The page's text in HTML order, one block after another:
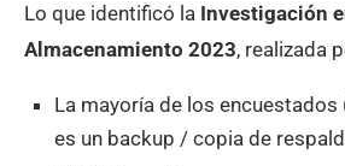
Lo que identificó la Investigación
Almacenamiento 2023, realizada
La mayoría de los encuestados
es un backup / copia de